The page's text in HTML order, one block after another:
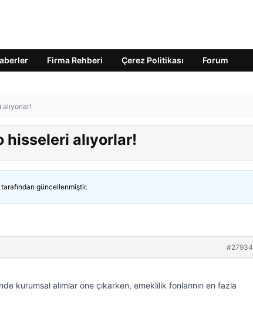
Firma Rehberi Çerez Politikası Forum
alıyorlar!
hisseleri alıyorlar!
tarafından güncellenmiştir.
#27934
kurumsal alımlar öne çıkarken, emeklilik fonlarının en fazla